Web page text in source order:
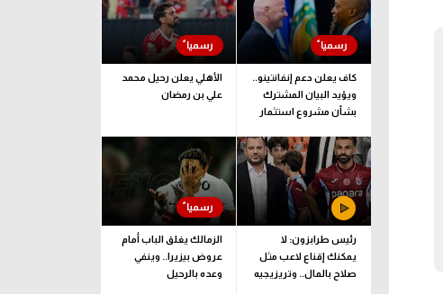
كاف يعلن دعم إنفانتينو..
ويؤيد البيان المشترك
بشأن مشروع استثمار
الأهلي يعلن رحيل محمد
علي بن رمضان
رئيس طرابزون: لا
يمكنك إقناع لاعب مثل
صلاح بالمال.. وتريزيجيه
الزمالك يغلق الباب أمام
عروض بيزيرا.. وينفي
وعده بالرحيل